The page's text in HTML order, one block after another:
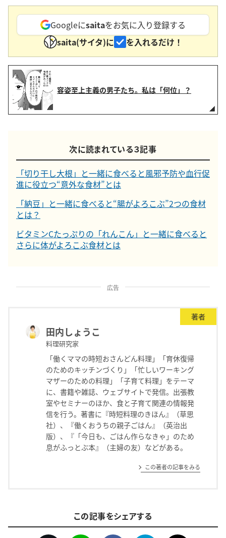
Googleにsaitaをお気に入り登録する
saita(サイタ)に
を入れるだけ！
容姿至上主義の男子たち。私は「何位」？
次に読まれている３記事
「切り干し大根」と一緒に食べると風邪予防や血行促
進に役立つ“意外な食材”とは
「納豆」と一緒に食べると“腸がよろこぶ”2つの食材
とは？
ビタミンCたっぷりの「れんこん」と一緒に食べると
さらに体がよろこぶ食材とは
広告
著者
田内しょうこ
料理研究家
「働くママの時短おさんどん料理」「育休復帰
のためのキッチンづくり」「忙しいワーキング
マザーのための料理」「子育て料理」をテーマ
に、書籍や雑誌、ウェブサイトで発信。出張教
室やセミナーのほか、食と子育て関連の情報発
信を行う。著書に『時短料理のきほん』（草思
社）、『働くおうちの親子ごはん』（英治出
版）、『「今日も、ごはん作らなきゃ」のため
息がふっとぶ本』（主婦の友）などがある。
この著者の記事をみる
この記事をシェアする